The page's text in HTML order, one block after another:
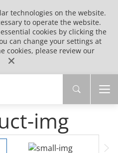
technologies on the website.
to operate the website.
cookies by clicking the
can change your settings at
cookies, please review our